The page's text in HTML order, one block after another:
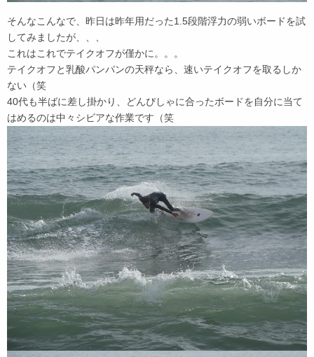
そんなこんなで、昨日は昨年用だった1.5段階浮力の弱いボードを試
してみましたが、、、
これはこれでテイクオフが僅かに。。。
テイクオフと乳酸パンパンの天秤なら、速いテイクオフを取るしか
ない（笑
40代も半ばに差し掛かり、どんぴしゃに合ったボードを自分に当て
はめるのは中々シビアな作業です（笑